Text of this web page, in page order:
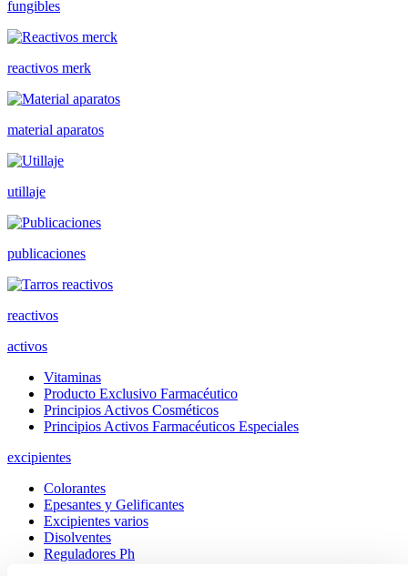
fungibles
reactivos merk
material aparatos
utillaje
publicaciones
reactivos
activos
Vitaminas
Producto Exclusivo Farmacéutico
Principios Activos Cosméticos
Principios Activos Farmacéuticos Especiales
excipientes
Colorantes
Epesantes y Gelificantes
Excipientes varios
Disolventes
Reguladores Ph